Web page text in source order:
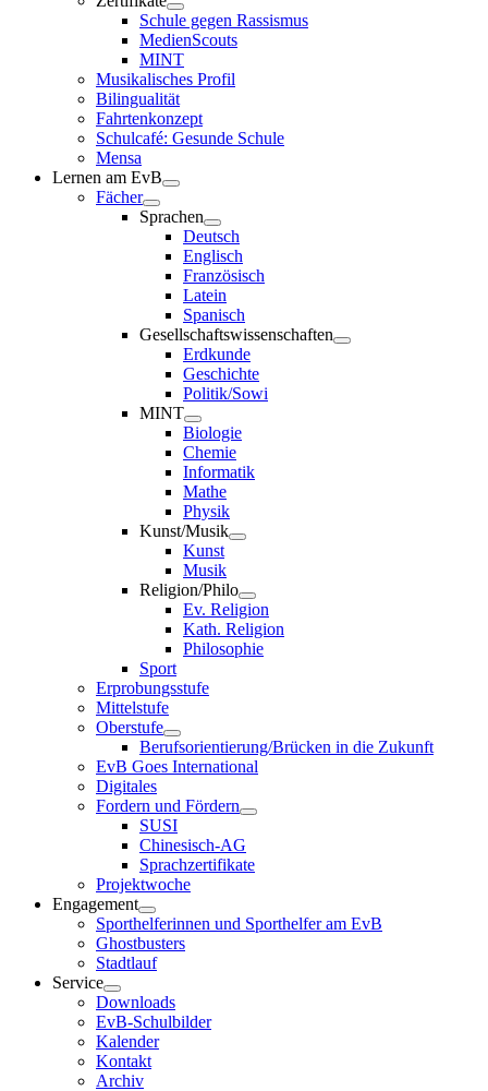
Schule gegen Rassismus
MedienScouts
MINT
Musikalisches Profil
Bilingualität
Fahrtenkonzept
Schulcafé: Gesunde Schule
Mensa
Lernen am EvB
Fächer
Sprachen
Deutsch
Englisch
Französisch
Latein
Spanisch
Gesellschaftswissenschaften
Erdkunde
Geschichte
Politik/Sowi
MINT
Biologie
Chemie
Informatik
Mathe
Physik
Kunst/Musik
Kunst
Musik
Religion/Philo
Ev. Religion
Kath. Religion
Philosophie
Sport
Erprobungsstufe
Mittelstufe
Oberstufe
Berufsorientierung/Brücken in die Zukunft
EvB Goes International
Digitales
Fordern und Fördern
SUSI
Chinesisch-AG
Sprachzertifikate
Projektwoche
Engagement
Sporthelferinnen und Sporthelfer am EvB
Ghostbusters
Stadtlauf
Service
Downloads
EvB-Schulbilder
Kalender
Kontakt
Archiv